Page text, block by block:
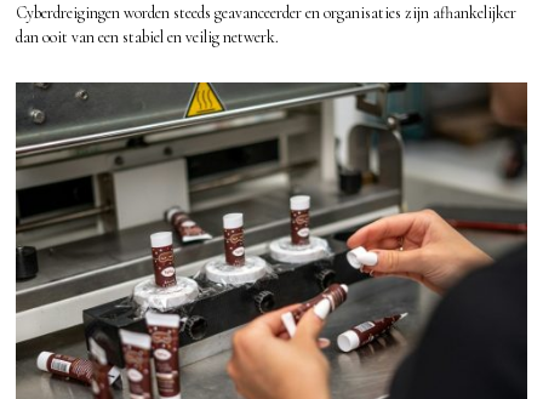
Cyberdreigingen worden steeds geavanceerder en organisaties zijn afhankelijker
dan ooit van een stabiel en veilig netwerk.